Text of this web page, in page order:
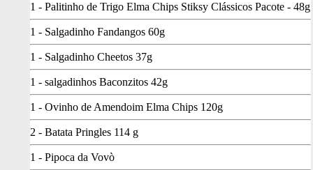
1 - Palitinho de Trigo Elma Chips Stiksy Clássicos Pacote - 48g
1 - Salgadinho Fandangos 60g
1 - Salgadinho Cheetos 37g
1 - salgadinhos Baconzitos 42g
1 - Ovinho de Amendoim Elma Chips 120g
2 - Batata Pringles 114 g
1 - Pipoca da Vovò